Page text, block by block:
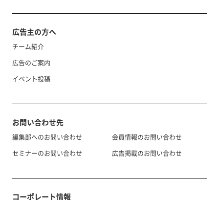
広告主の方へ
チーム紹介
広告のご案内
イベント投稿
お問い合わせ先
編集部へのお問い合わせ
セミナーのお問い合わせ
会員情報のお問い合わせ
広告掲載のお問い合わせ
コーポレート情報